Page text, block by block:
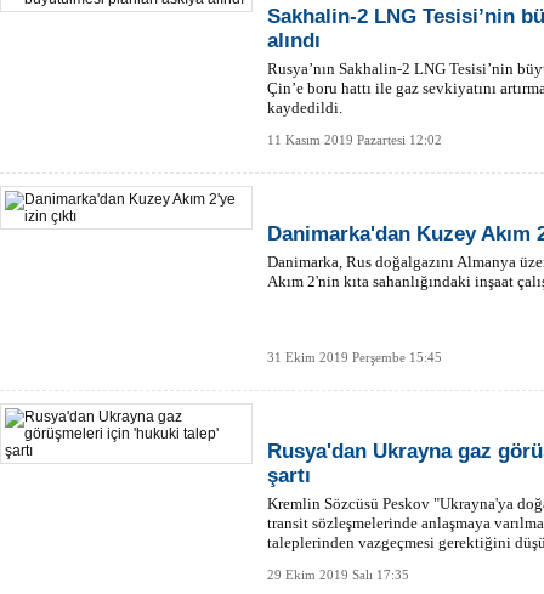
Sakhalin-2 LNG Tesisi’nin
alındı
Rusya’nın Sakhalin-2 LNG Tesisi’nin
Çin’e boru hattı ile gaz sevkiyatını
kaydedildi.
11 Kasım 2019 Pazartesi 12:02
Danimarka'dan Kuzey Akım
Danimarka, Rus doğalgazını Almanya
Akım 2'nin kıta sahanlığındaki inşaat
31 Ekim 2019 Perşembe 15:45
Rusya'dan Ukrayna gaz
şartı
Kremlin Sözcüsü Peskov "Ukrayna'ya
transit sözleşmelerinde anlaşmaya
taleplerinden vazgeçmesi gerektiğini
29 Ekim 2019 Salı 17:35